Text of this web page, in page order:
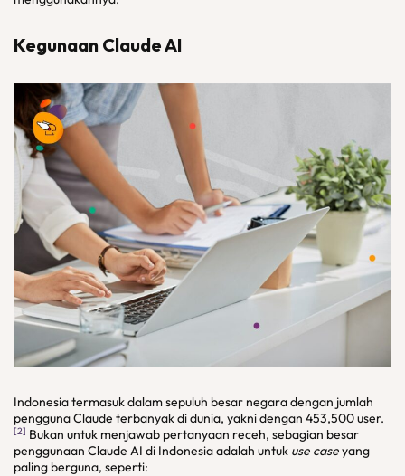
Kegunaan Claude AI
Indonesia termasuk dalam sepuluh besar negara dengan jumlah
pengguna Claude terbanyak di dunia, yakni dengan 453,500 user.
[2] Bukan untuk menjawab pertanyaan receh, sebagian besar
penggunaan Claude AI di Indonesia adalah untuk use caseyang
paling berguna, seperti: